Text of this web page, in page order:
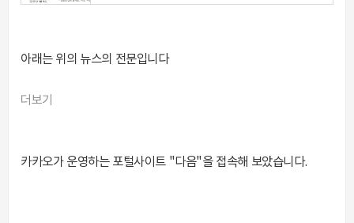
아래는 위의 뉴스의 전문입니다
더보기
카카오가 운영하는 포털사이트 "다음"을 접속해 보았습니다.